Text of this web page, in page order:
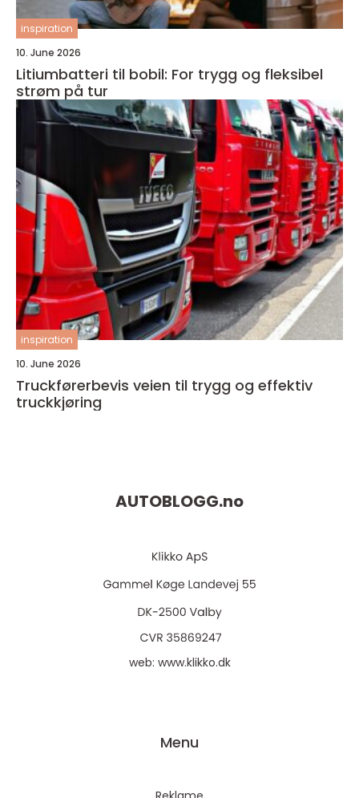
inspiration
10. June 2026
Litiumbatteri til bobil: For trygg og fleksibel
strøm på tur
inspiration
10. June 2026
Truckførerbevis veien til trygg og effektiv
truckkjøring
AUTOBLOGG.no
web: www.klikko.dk
Menu